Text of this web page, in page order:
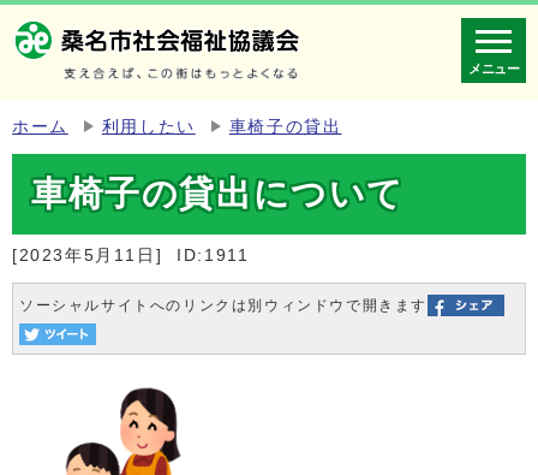
メニュー
ホーム 利用したい 車椅子の貸出
車椅子の貸出について
[2023年5月11日] ID:1911
ソーシャルサイトへのリンクは別ウィンドウで開きます